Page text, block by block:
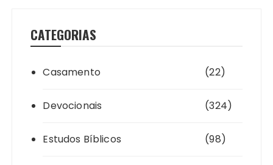
CATEGORIAS
Casamento (22)
Devocionais (324)
Estudos Bíblicos (98)